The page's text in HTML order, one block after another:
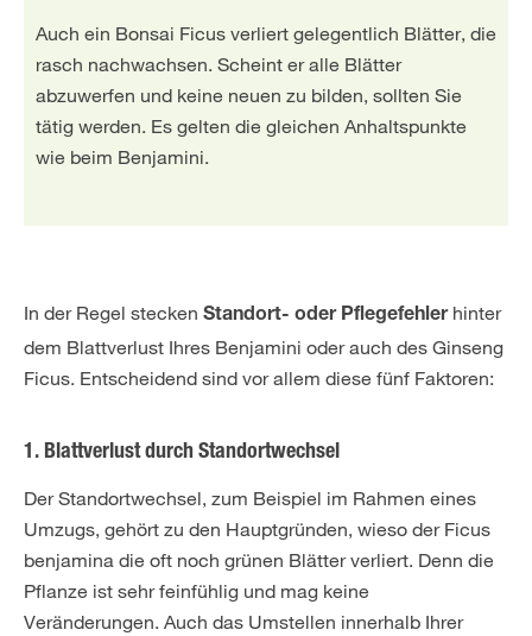
Auch ein Bonsai Ficus verliert gelegentlich Blätter, die
rasch nachwachsen. Scheint er alle Blätter
abzuwerfen und keine neuen zu bilden, sollten Sie
tätig werden. Es gelten die gleichen Anhaltspunkte
wie beim Benjamini.
In der Regel stecken Standort- oder Pflegefehlerhinter
dem Blattverlust Ihres Benjamini oder auch des Ginseng
Ficus. Entscheidend sind vor allem diese fünf Faktoren:
1. Blattverlust durch Standortwechsel
Der Standortwechsel, zum Beispiel im Rahmen eines
Umzugs, gehört zu den Hauptgründen, wieso der Ficus
benjamina die oft noch grünen Blätter verliert. Denn die
Pflanze ist sehr feinfühlig und mag keine
Veränderungen. Auch das Umstellen innerhalb Ihrer